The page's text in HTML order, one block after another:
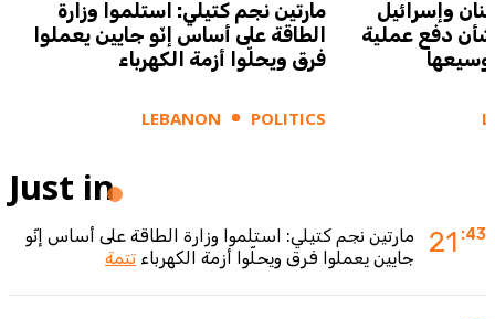
مارتين نجم كتيلي: استلموا وزارة
الطاقة على أساس إنّو جايين يعملوا
فرق ويحلّوا أزمة الكهرباء
LEBANON POLITICS
وإسرائيل
دفع عملية
Just in
21 :43
مارتين نجم كتيلي: استلموا وزارة الطاقة على أساس إنّو
جايين يعملوا فرق ويحلّوا أزمة الكهرباء تتمة